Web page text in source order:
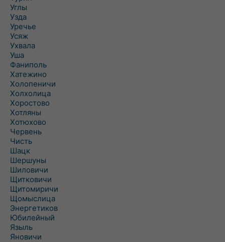
Углы
Узда
Уречье
Усяж
Ухвала
Уша
Фаниполь
Хатежино
Холопеничи
Холхолица
Хоростово
Хотляны
Хотюхово
Червень
Чисть
Шацк
Шершуны
Шиловичи
Щитковичи
Щитомиричи
Щомыслица
Энергетиков
Юбилейный
Языль
Яновичи